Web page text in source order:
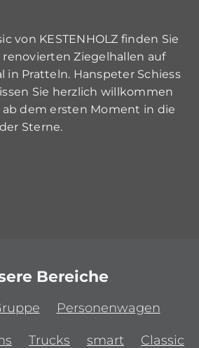
von KESTENHOLZ finden Sie
Ziegelhallen auf
in Pratteln. Hanspeter Schiess
Sie herzlich willkommen
dem ersten Moment in die
Sterne.
Bereiche
Personenwagen
Trucks smart Classic